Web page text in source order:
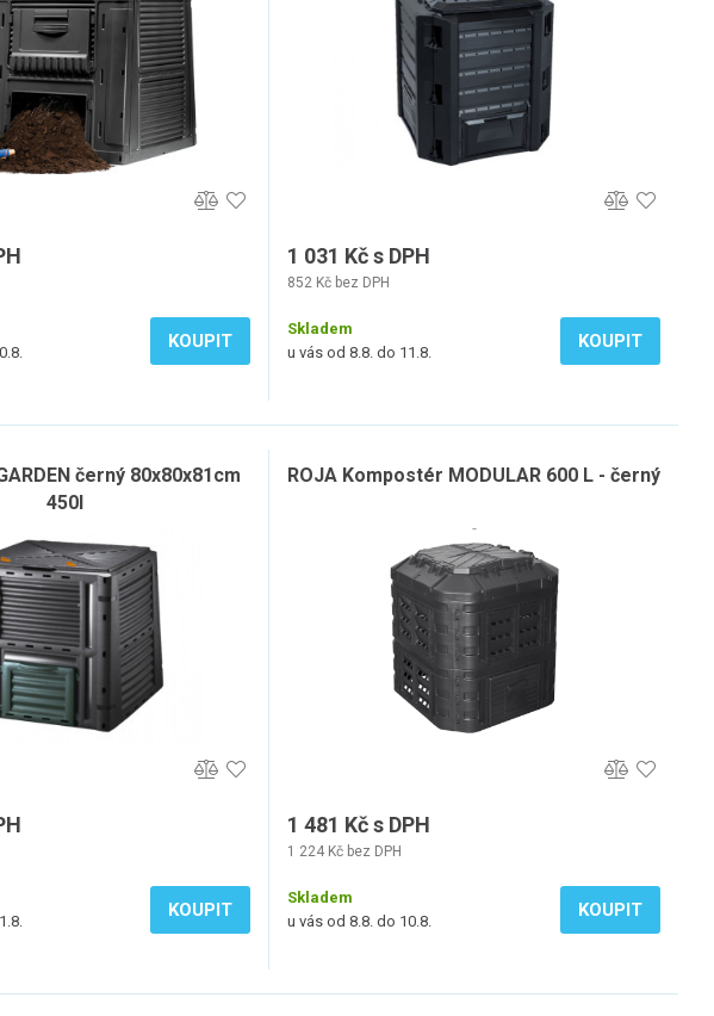
KOUPIT
1 031 Kč s DPH
852 Kč bez DPH
Skladem
u vás od 8.8. do 11.8.
KOUPIT
černý 80x80x81cm
450l
KOUPIT
ROJA Kompostér MODULAR 600 L - černý
1 481 Kč s DPH
1 224 Kč bez DPH
Skladem
u vás od 8.8. do 10.8.
KOUPIT